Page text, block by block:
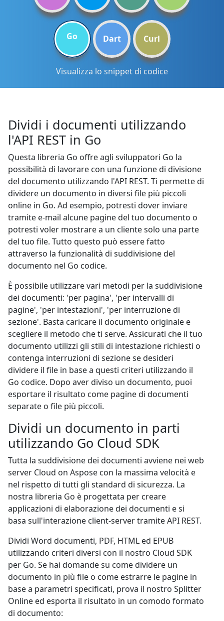
Go Dart Curl
Visualizza lo snippet di codice
Dividi i documenti utilizzando
l'API REST in Go
Questa libreria Go offre agli sviluppatori Go la
possibilità di lavorare con una funzione di divisione
del documento utilizzando l'API REST. Ti permette di
dividere un documento in diversi file più piccoli
online in Go. Ad esempio, potresti dover inviare
tramite e-mail alcune pagine del tuo documento o
potresti voler mostrare a un cliente solo una parte
del tuo file. Tutto questo può essere fatto
attraverso la funzionalità di suddivisione del
documento nel Go codice.
È possibile utilizzare vari metodi per la suddivisione
dei documenti: 'per pagina', 'per intervalli di
pagine', 'per intestazioni', 'per interruzione di
sezione'. Basta caricare il documento originale e
scegliere il metodo che ti serve. Assicurati che il tuo
documento utilizzi gli stili di intestazione richiesti o
contenga interruzioni di sezione se desideri
dividere il file in base a questi criteri utilizzando il
Go codice. Dopo aver diviso un documento, puoi
esportare il risultato come pagine di documenti
separate o file più piccoli.
Dividi un documento in parti
utilizzando Go Cloud SDK
Tutta la suddivisione dei documenti avviene nei web
server Cloud on Aspose con la massima velocità e
nel rispetto di tutti gli standard di sicurezza. La
nostra libreria Go è progettata per creare
applicazioni di elaborazione dei documenti e si
basa sull'interazione client-server tramite API REST.
Dividi Word documenti, PDF, HTML ed EPUB
utilizzando criteri diversi con il nostro Cloud SDK
per Go. Se hai domande su come dividere un
documento in più file o come estrarre le pagine in
base a parametri specificati, prova il nostro Splitter
Online ed esporta il risultato in un comodo formato
di documento: